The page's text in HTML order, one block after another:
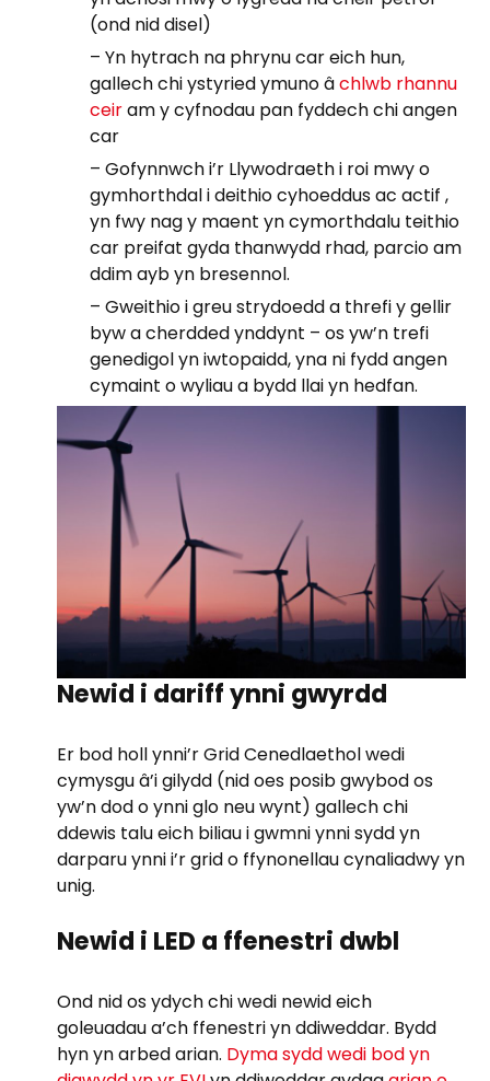
(ond nid disel)
– Yn hytrach na phrynu car eich hun,
gallech chi ystyried ymuno âchlwb rhannu
ceiram y cyfnodau pan fyddech chi angen
car
– Gofynnwch i’r Llywodraeth i roi mwy o
gymhorthdal i deithio cyhoeddus ac actif ,
yn fwy nag y maent yn cymorthdalu teithio
car preifat gyda thanwydd rhad, parcio am
ddim ayb yn bresennol.
– Gweithio i greu strydoedd a threfi y gellir
byw a cherdded ynddynt – os yw’n trefi
genedigol yn iwtopaidd, yna ni fydd angen
cymaint o wyliau a bydd llai yn hedfan.
Newid i dariff ynni gwyrdd
Er bod holl ynni’r Grid Cenedlaethol wedi
cymysgu â’i gilydd (nid oes posib gwybod os
yw’n dod o ynni glo neu wynt) gallech chi
ddewis talu eich biliau i gwmni ynni sydd yn
darparu ynni i’r grid o ffynonellau cynaliadwy yn
unig.
Newid i LED a ffenestri dwbl
Ond nid os ydych chi wedi newid eich
goleuadau a’ch ffenestri yn ddiweddar. Bydd
hyn yn arbed arian. Dyma sydd wedi bod yn